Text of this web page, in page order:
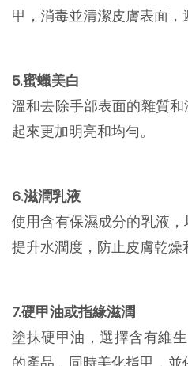
甲，消毒並清潔皮膚表面，
5.蜜蠟美白
溫和去除手部表面的雜質
起來更加明亮和均勻。
6.滋潤乳液
使用含有保濕成分的乳液，
提升水潤度，防止皮膚乾燥
7.硬甲油或指緣滋潤
塗抹硬甲油，選擇含有維
的產品，同時美化指甲，並